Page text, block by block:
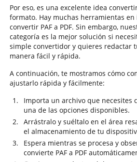
Por eso, es una excelente idea
formato. Hay muchas herramientas
convertir PAF a PDF. Sin embargo,
categoría es la mejor solución si
simple convertidor y quieres redactar
manera fácil y rápida.
A continuación, te mostramos cómo
ajustarlo rápida y fácilmente:
Importa un archivo que necesites
una de las opciones disponibles.
Arrástralo y suéltalo en el área
el almacenamiento de tu
Espera mientras se procesa y
convierte PAF a PDF